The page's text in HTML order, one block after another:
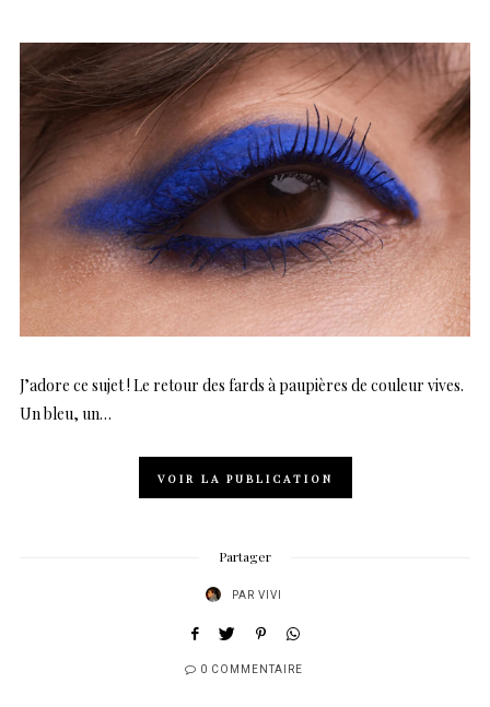
J’adore ce sujet ! Le retour des fards à paupières de couleur vives.
Un bleu, un…
VOIR LA PUBLICATION
Partager
PAR VIVI
0 COMMENTAIRE